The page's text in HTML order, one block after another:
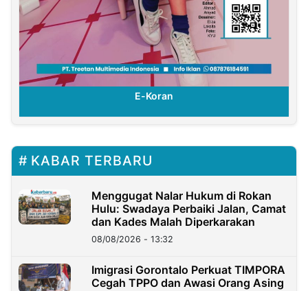
E-Koran
KABAR TERBARU
Menggugat Nalar Hukum di Rokan
Hulu: Swadaya Perbaiki Jalan, Camat
dan Kades Malah Diperkarakan
08/08/2026 - 13:32
Imigrasi Gorontalo Perkuat TIMPORA
Cegah TPPO dan Awasi Orang Asing